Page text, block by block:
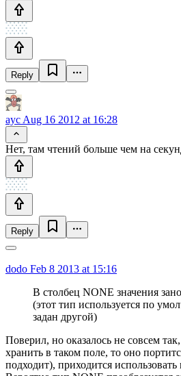
Reply
ayc Aug 16 2012 at 16:28
Нет, там чтений больше чем на
Reply
dodo Feb 8 2013 at 15:16
В столбец NONE значения
(этот тип используется по
задан другой)
Поверил, но оказалось не совсем
хранить в таком поле, то оно
подходит), приходится